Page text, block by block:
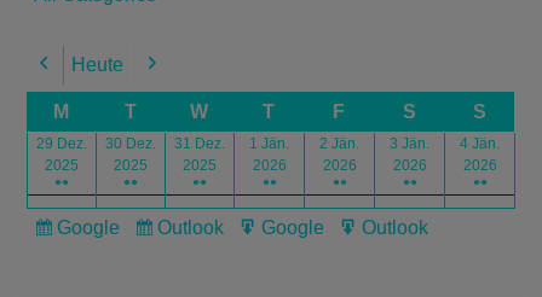
Previous
Heute Next
M T W T F S S
29 Dez.
2025
●●
30 Dez.
2025
●●
31 Dez.
2025
●●
1 Jän.
2026
●●
2 Jän.
2026
●●
3 Jän.
2026
●●
4 Jän.
2026
●●
Subscribe
Google
Subscribe
Outlook
Export
Google
Export
Outlook